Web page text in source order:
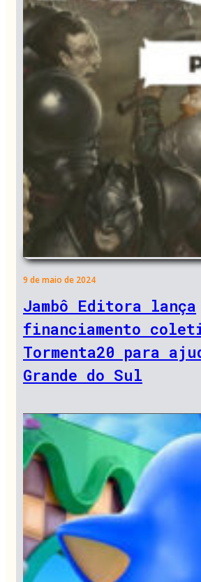
9 de maio de 2024
Jambô Editora lança
financiamento
Tormenta20 para
Grande do Sul